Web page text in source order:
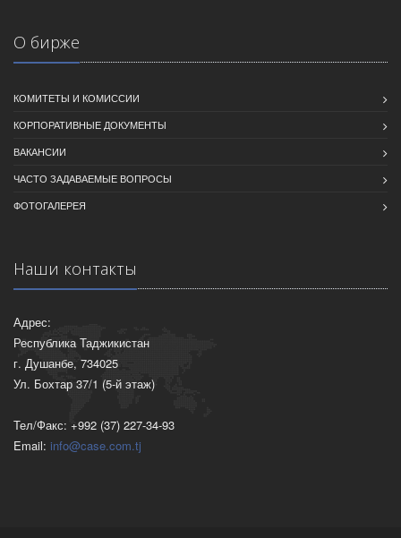
О бирже
КОМИТЕТЫ И КОМИССИИ
КОРПОРАТИВНЫЕ ДОКУМЕНТЫ
ВАКАНСИИ
ЧАСТО ЗАДАВАЕМЫЕ ВОПРОСЫ
ФОТОГАЛЕРЕЯ
Наши контакты
Адрес:
Республика Таджикистан
г. Душанбе, 734025
Ул. Бохтар 37/1 (5-й этаж)
Тел/Факс: +992 (37) 227-34-93
Email: info@case.com.tj